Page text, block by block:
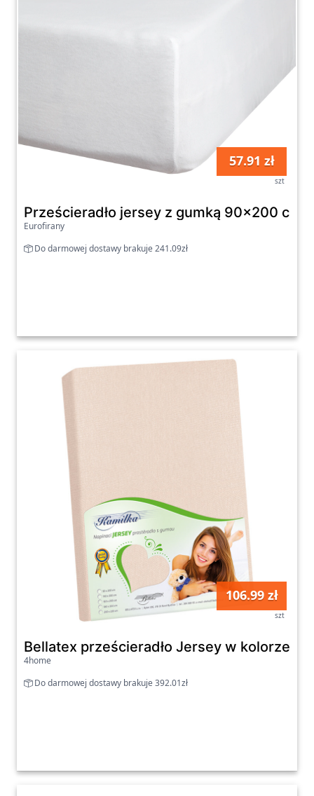
57.91 zł
szt
Prześcieradło jersey z gumką 90x200 cm
Eurofirany
Do darmowej dostawy brakuje 241.09zł
106.99 zł
szt
Bellatex prześcieradło Jersey w kolorze
4home
Do darmowej dostawy brakuje 392.01zł